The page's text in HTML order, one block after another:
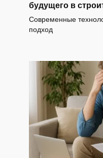
будущего в
Современные
подход